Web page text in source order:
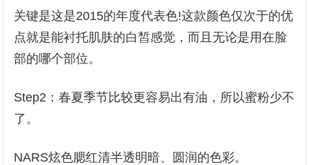
关键是这是2015的年度代表色!这款颜色仅次于的优
点就是能衬托肌肤的白皙感觉，而且无论是用在脸
部的哪个部位。
Step2：春夏季节比较更容易出有油，所以蜜粉少不
了。
NARS炫色腮红清半透明暗、圆润的色彩。